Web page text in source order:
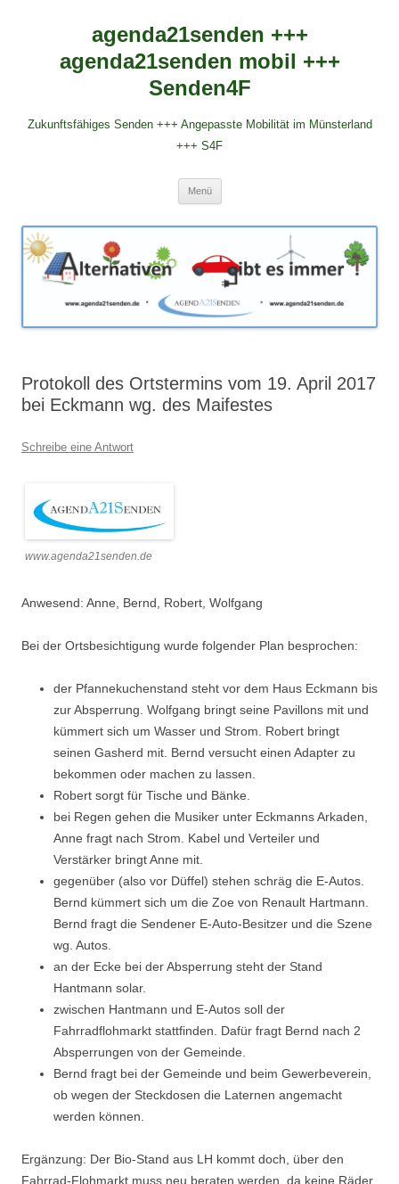
agenda21senden +++
agenda21senden mobil +++
Senden4F
Zukunftsfähiges Senden +++ Angepasste Mobilität im Münsterland
+++ S4F
Menü
Protokoll des Ortstermins vom 19. April 2017
bei Eckmann wg. des Maifestes
Schreibe eine Antwort
www.agenda21senden.de
Anwesend: Anne, Bernd, Robert, Wolfgang
Bei der Ortsbesichtigung wurde folgender Plan besprochen:
der Pfannekuchenstand steht vor dem Haus Eckmann bis
zur Absperrung. Wolfgang bringt seine Pavillons mit und
kümmert sich um Wasser und Strom. Robert bringt
seinen Gasherd mit. Bernd versucht einen Adapter zu
bekommen oder machen zu lassen.
Robert sorgt für Tische und Bänke.
bei Regen gehen die Musiker unter Eckmanns Arkaden,
Anne fragt nach Strom. Kabel und Verteiler und
Verstärker bringt Anne mit.
gegenüber (also vor Düffel) stehen schräg die E-Autos.
Bernd kümmert sich um die Zoe von Renault Hartmann.
Bernd fragt die Sendener E-Auto-Besitzer und die Szene
wg. Autos.
an der Ecke bei der Absperrung steht der Stand
Hantmann solar.
zwischen Hantmann und E-Autos soll der
Fahrradflohmarkt stattfinden. Dafür fragt Bernd nach 2
Absperrungen von der Gemeinde.
Bernd fragt bei der Gemeinde und beim Gewerbeverein,
ob wegen der Steckdosen die Laternen angemacht
werden können.
Ergänzung: Der Bio-Stand aus LH kommt doch, über den
Fahrrad-Flohmarkt muss neu beraten werden, da keine Räder